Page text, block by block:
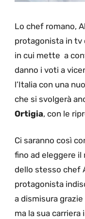
Lo chef romano,
protagonista in tv
in cui mette a
danno i voti a
l’Italia con una
che si svolgerà
Ortigia, con le
Ci saranno così
fino ad eleggere
dello stesso chef
protagonista
a dismisura
ma la sua carriera